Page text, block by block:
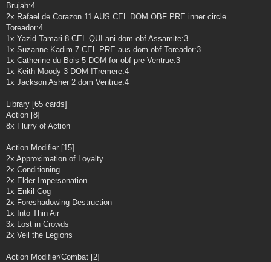
Brujah:4
2x Rafael de Corazon 11 AUS CEL DOM OBF PRE inner circle
Toreador:4
1x Yazid Tamari 8 CEL QUI ani dom obf Assamite:3
1x Suzanne Kadim 7 CEL PRE aus dom obf Toreador:3
1x Catherine du Bois 5 DOM for obf pre Ventrue:3
1x Keith Moody 3 DOM !Tremere:4
1x Jackson Asher 2 dom Ventrue:4
Library [65 cards]
Action [8]
8x Flurry of Action
Action Modifier [15]
2x Approximation of Loyalty
2x Conditioning
2x Elder Impersonation
1x Enkil Cog
2x Foreshadowing Destruction
1x Into Thin Air
3x Lost in Crowds
2x Veil the Legions
Action Modifier/Combat [2]